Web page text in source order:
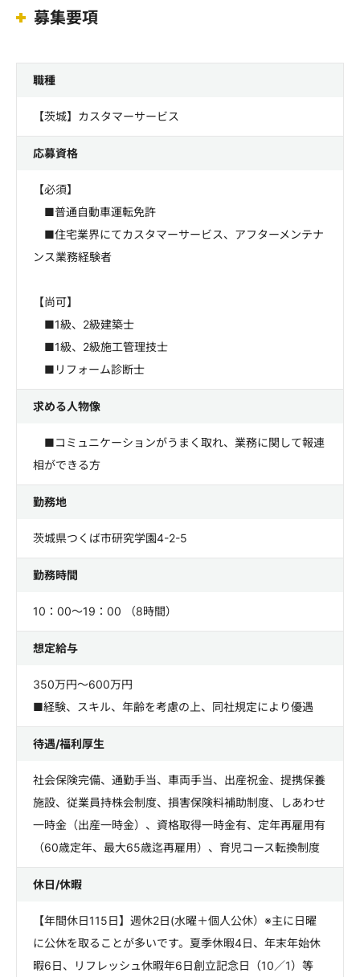
募集要項
職種
【茨城】カスタマーサービス
応募資格
【必須】
■普通自動車運転免許
■住宅業界にてカスタマーサービス、アフターメンテナ
ンス業務経験者
【尚可】
■1級、2級建築士
■1級、2級施工管理技士
■リフォーム診断士
求める人物像
■コミュニケーションがうまく取れ、業務に関して報連
相ができる方
勤務地
茨城県つくば市研究学園4-2-5
勤務時間
10：00～19：00 （8時間）
想定給与
350万円～600万円
■経験、スキル、年齢を考慮の上、同社規定により優遇
待遇/福利厚生
社会保険完備、通勤手当、車両手当、出産祝金、提携保養
施設、従業員持株会制度、損害保険料補助制度、しあわせ
一時金（出産一時金）、資格取得一時金有、定年再雇用有
（60歳定年、最大65歳迄再雇用）、育児コース転換制度
休日/休暇
【年間休日115日】週休2日(水曜＋個人公休）※主に日曜
に公休を取ることが多いです。夏季休暇4日、年末年始休
暇6日、リフレッシュ休暇年6日創立記念日（10／1）等